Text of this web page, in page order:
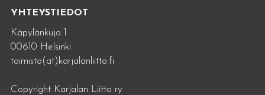
YHTEYSTIEDOT
Käpylänkuja 1
00610 Helsinki
toimisto(at)karjalanliitto.fi
Copyright Karjalan Liitto ry